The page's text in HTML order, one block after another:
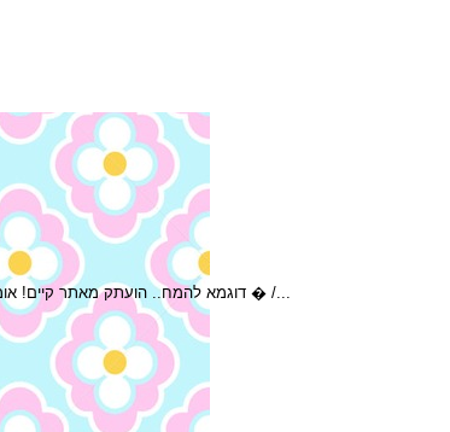
דוגמא להמח.. הועתק מאתר קיים! אומרים 'שונא מתנות יחיה'... כן, אבל... על מי שאוהב לתת מתנות לא מצאנו משפט דומה. אחת ההנאות הגדולות לאדם היא היכולת להעניק, כך לפחות לטעמנו. ובין כל מה שאנו יכולים � /...